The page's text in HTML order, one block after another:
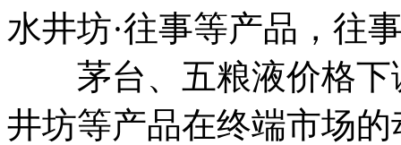
水井坊·往事等产品，往
茅台、五粮液价格下
井坊等产品在终端市场